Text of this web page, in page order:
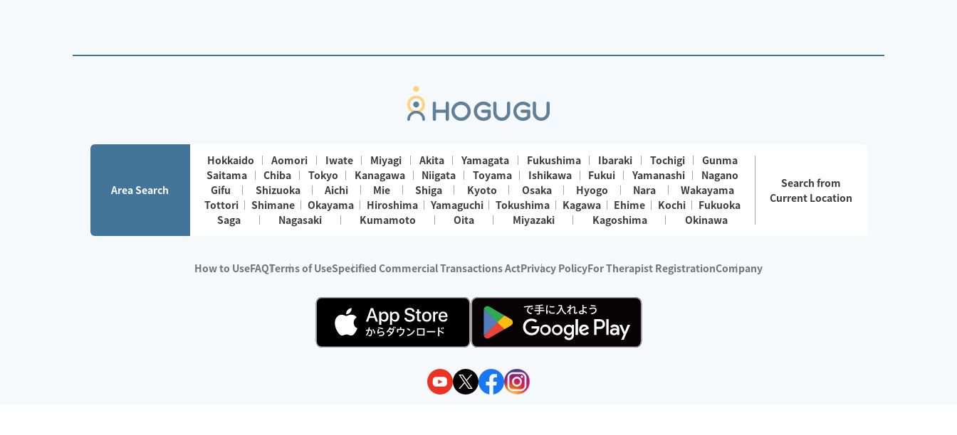
Area Search
Hokkaido Aomori Iwate Miyagi Akita Yamagata Fukushima Ibaraki Tochigi
Gunma
Saitama
Chiba Tokyo Kanagawa Niigata Toyama Ishikawa Fukui Yamanashi
Nagano
Gifu
Shizuoka Aichi Mie Shiga Kyoto Osaka Hyogo Nara
Wakayama
Tottori
Shimane Okayama Hiroshima Yamaguchi Tokushima Kagawa Ehime Kochi
Fukuoka
Saga
Nagasaki Kumamoto Oita Miyazaki Kagoshima Okinawa
Search from
Current Location
How to UseFAQTerms of UseSpecified Commercial Transactions ActPrivacy PolicyFor Therapist RegistrationCompany